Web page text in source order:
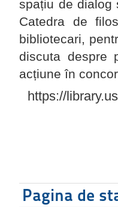
spațiu de dialog
Catedra de
bibliotecari,
discuta despre
acțiune în
https://
Pagina de